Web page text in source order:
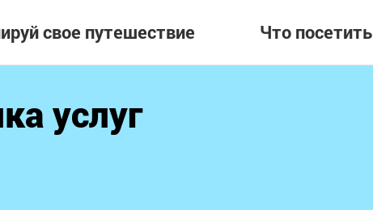
свое путешествие Что посетить
услуг